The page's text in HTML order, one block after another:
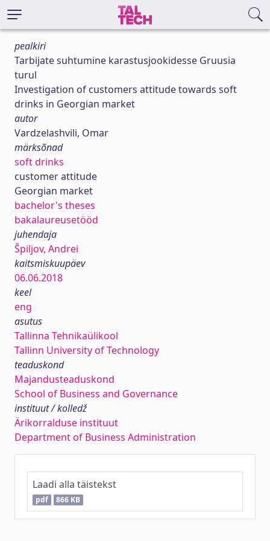
pealkiri
Tarbijate suhtumine karastusjookidesse Gruusia
turul
Investigation of customers attitude towards soft
drinks in Georgian market
autor
Vardzelashvili, Omar
märksõnad
soft drinks
customer attitude
Georgian market
bachelor's theses
bakalaureusetööd
juhendaja
Špiljov, Andrei
kaitsmiskuupäev
06.06.2018
keel
eng
asutus
Tallinna Tehnikaülikool
Tallinn University of Technology
teaduskond
Majandusteaduskond
School of Business and Governance
instituut / kolledž
Ärikorralduse instituut
Department of Business Administration
Laadi alla täistekst
pdf 866 KB